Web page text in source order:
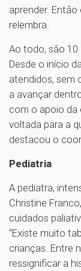
aprender.
relembra.
Ao todo, são 10
Desde o início
atendidos, sem
a avançar
com o apoio da
voltada para a
destacou o
Pediatria
A pediatra,
Christine
cuidados
“Existe muito
crianças. Entre
ressignificar a